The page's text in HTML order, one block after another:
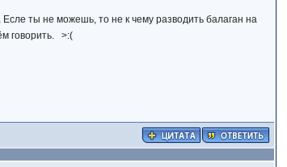
ты не можешь, то не к чему разводить балаган на
говорить. >:(